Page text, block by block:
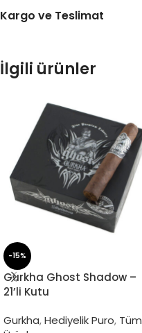
Kargo ve Teslimat
İlgili ürünler
-15%
Gurkha Ghost Shadow –
21’li Kutu
Gurkha,Hediyelik Puro, Tüm